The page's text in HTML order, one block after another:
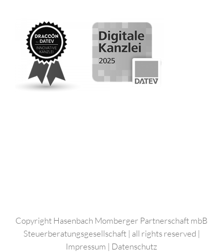
Copyright Hasenbach Momberger Partnerschaft mbB
Steuerberatungsgesellschaft | all rights reserved |
Impressum | Datenschutz